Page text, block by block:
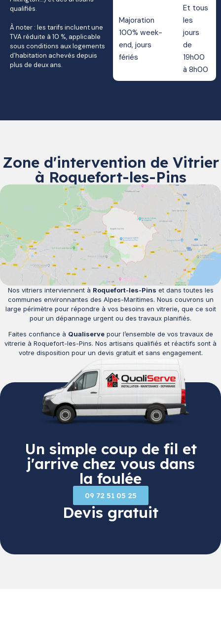
qualifiés.
À noter : les tarifs incluent une
TVA réduite à 10 %, applicable
sous conditions aux logements
d’habitation achevés depuis
plus de deux ans.
Majoration
100% week-
end, jours
fériés
Et tous
les
jours
de
19h00
à 8h00
Zone d'intervention de Vitrier
à Roquefort-les-Pins
Nos vitriers interviennent à Roquefort-les-Pins et dans toutes les
communes environnantes des Alpes-Maritimes. Nous couvrons un
large périmètre pour répondre à vos besoins en vitrerie, que ce soit
pour un dépannage urgent ou des travaux planifiés.
Faites confiance à Qualiservepour l’ensemble de vos travaux de
vitrerie à Roquefort-les-Pins. Nos artisans qualifiés et réactifs sont à
votre disposition pour un devis gratuit et sans engagement.
Un simple coup de fil et
j'arrive chez vous dans
la foulée
09 72 51 05 25
Devis gratuit